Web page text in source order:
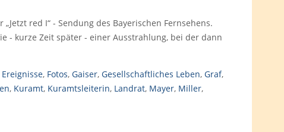
red I“ - Sendung des Bayerischen Fernsehens.
- kurze Zeit später - einer Ausstrahlung, bei der dann
Ereignisse, Fotos, Gaiser, Gesellschaftliches Leben, Graf,
, Kuramt, Kuramtsleiterin, Landrat, Mayer, Miller,